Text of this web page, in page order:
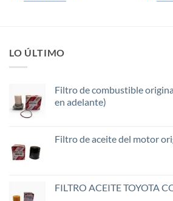
LO ÚLTIMO
Filtro de combustible
en adelante)
Filtro de aceite del motor
FILTRO ACEITE TOYOTA